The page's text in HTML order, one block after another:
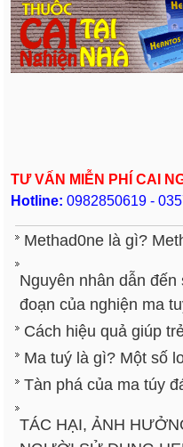
TƯ VẤN MIỄN PHÍ CAI
Hotline: 0982850619 -
Methad0ne là gì?
Nguyên nhân dẫn
đoạn của nghiện ma
Cách hiệu quả giúp
Ma tuý là gì? Một số
Tàn phá của ma túy
TÁC HẠI, ẢNH